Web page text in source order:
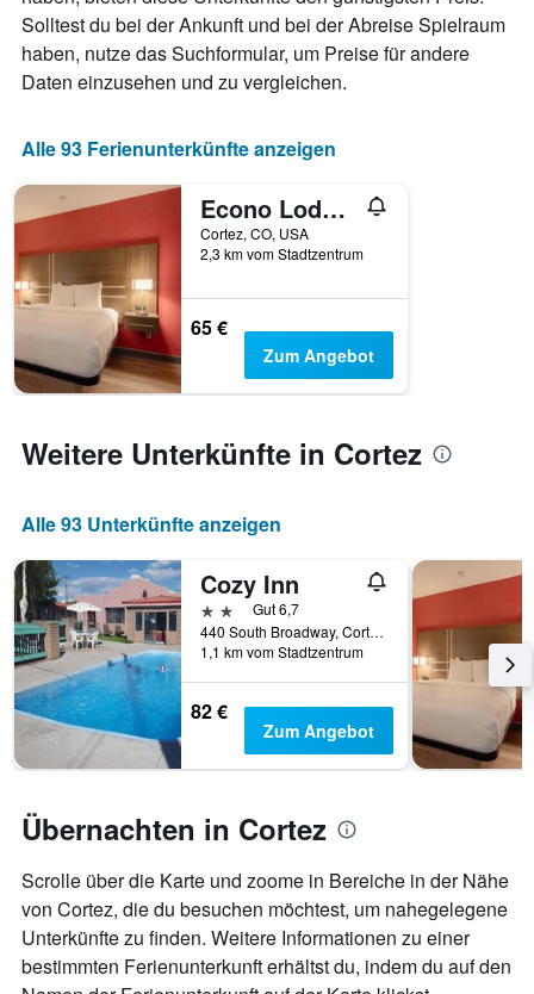
Achse,
die
die
Wochentage
Diagramm
hat
Achse,
die
den
durchschnittlichen
Zimmerpreis
anzeigt.
Solltest du bei der Ankunft und bei der Abreise Spielraum
haben, nutze das Suchformular, um Preise für andere
Daten einzusehen und zu vergleichen.
Alle 93 Ferienunterkünfte anzeigen
Econo Lodge Cortez near Mesa Verde
Cortez, CO, USA
2,3 km vom Stadtzentrum
65 €
Zum Angebot
Weitere Unterkünfte in Cortez
Alle 93 Unterkünfte anzeigen
Cozy Inn
2 SterneGut 6,7
440 South Broadway, Cortez, CO, USA
1,1 km vom Stadtzentrum
82 €
Zum Angebot
Übernachten in Cortez
Scrolle über die Karte und zoome in Bereiche in der Nähe
von Cortez, die du besuchen möchtest, um nahegelegene
Unterkünfte zu finden. Weitere Informationen zu einer
bestimmten Ferienunterkunft erhältst du, indem du auf den